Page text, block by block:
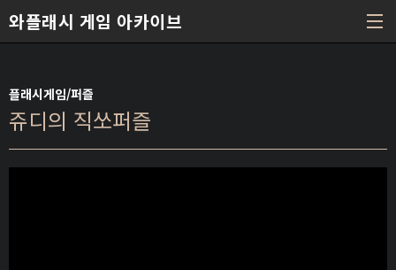
와플래시 게임 아카이브
플래시게임/퍼즐
쥬디의 직쏘퍼즐